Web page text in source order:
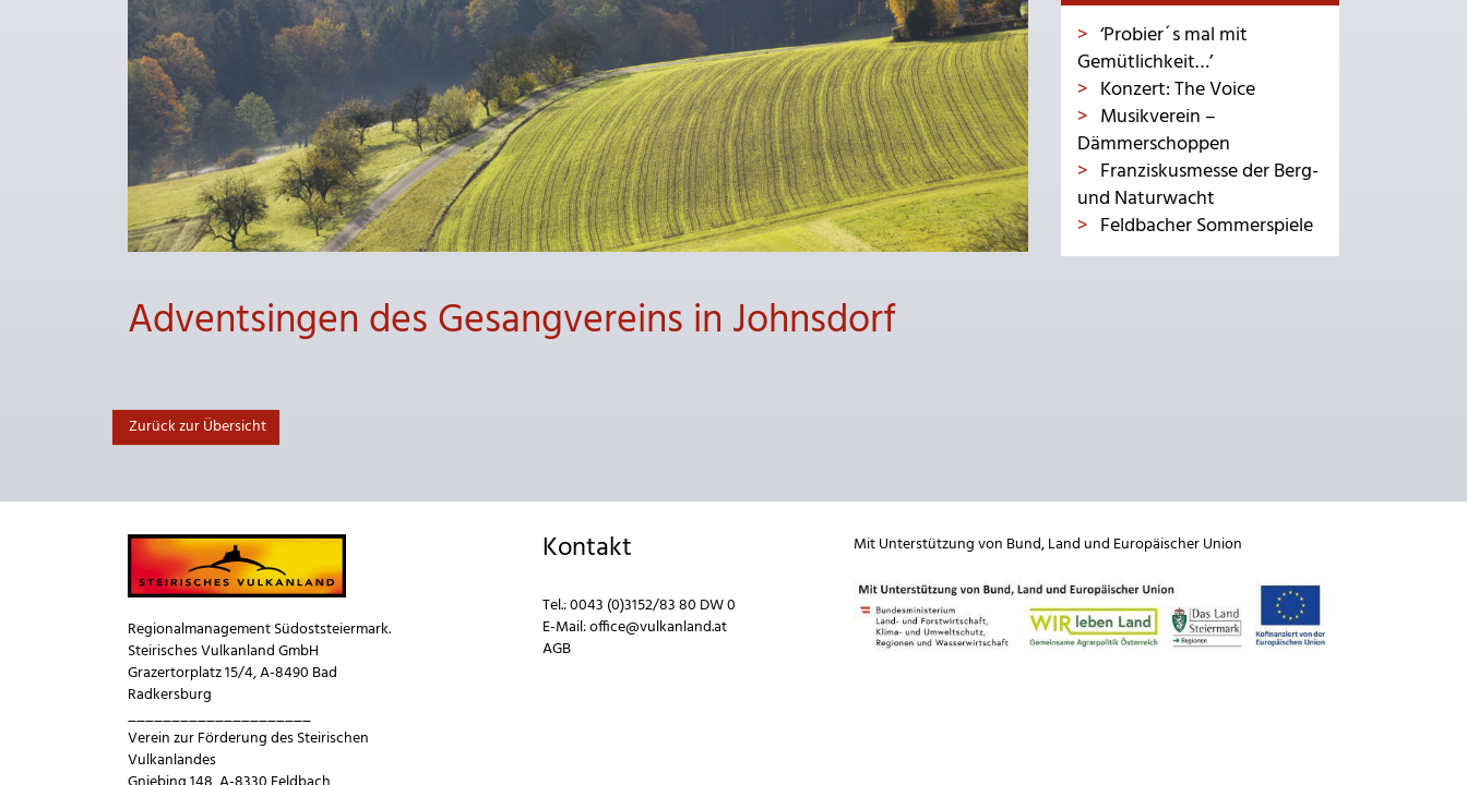
Adventsingen des Gesangvereins in Johnsdorf
Zurück zur Übersicht
‘Probier´s mal mit
Gemütlichkeit…’
Konzert: The Voice
Musikverein –
Dämmerschoppen
Franziskusmesse der Berg-
und Naturwacht
Feldbacher Sommerspiele
Regionalmanagement Südoststeiermark.
Steirisches Vulkanland GmbH
Grazertorplatz 15/4, A-8490 Bad
Radkersburg
_____________________
Verein zur Förderung des Steirischen
Vulkanlandes
Kontakt
Tel.:0043 (0)3152/83 80 DW 0
E-Mail:office@vulkanland.at
AGB
Mit Unterstützung von Bund,Land und Europäischer Union